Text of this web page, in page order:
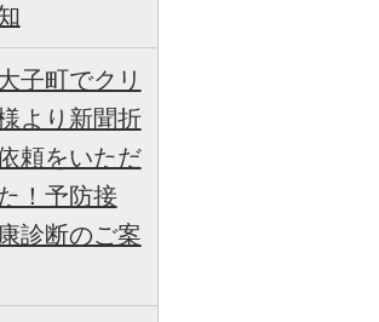
子町でクリ
より新聞折
頼をいただ
！予防接
診断のご案